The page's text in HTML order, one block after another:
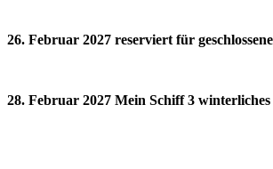
26. Februar 2027 reserviert für
28. Februar 2027 Mein Schiff 3